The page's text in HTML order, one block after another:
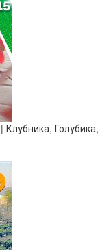
Голубика,